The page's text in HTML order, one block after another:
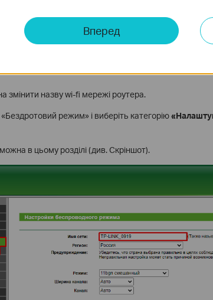
змінити назву wi-fi мережі роутера.
режим» і виберіть категорію
в цьому розділі (див. Скріншот).
Вперед